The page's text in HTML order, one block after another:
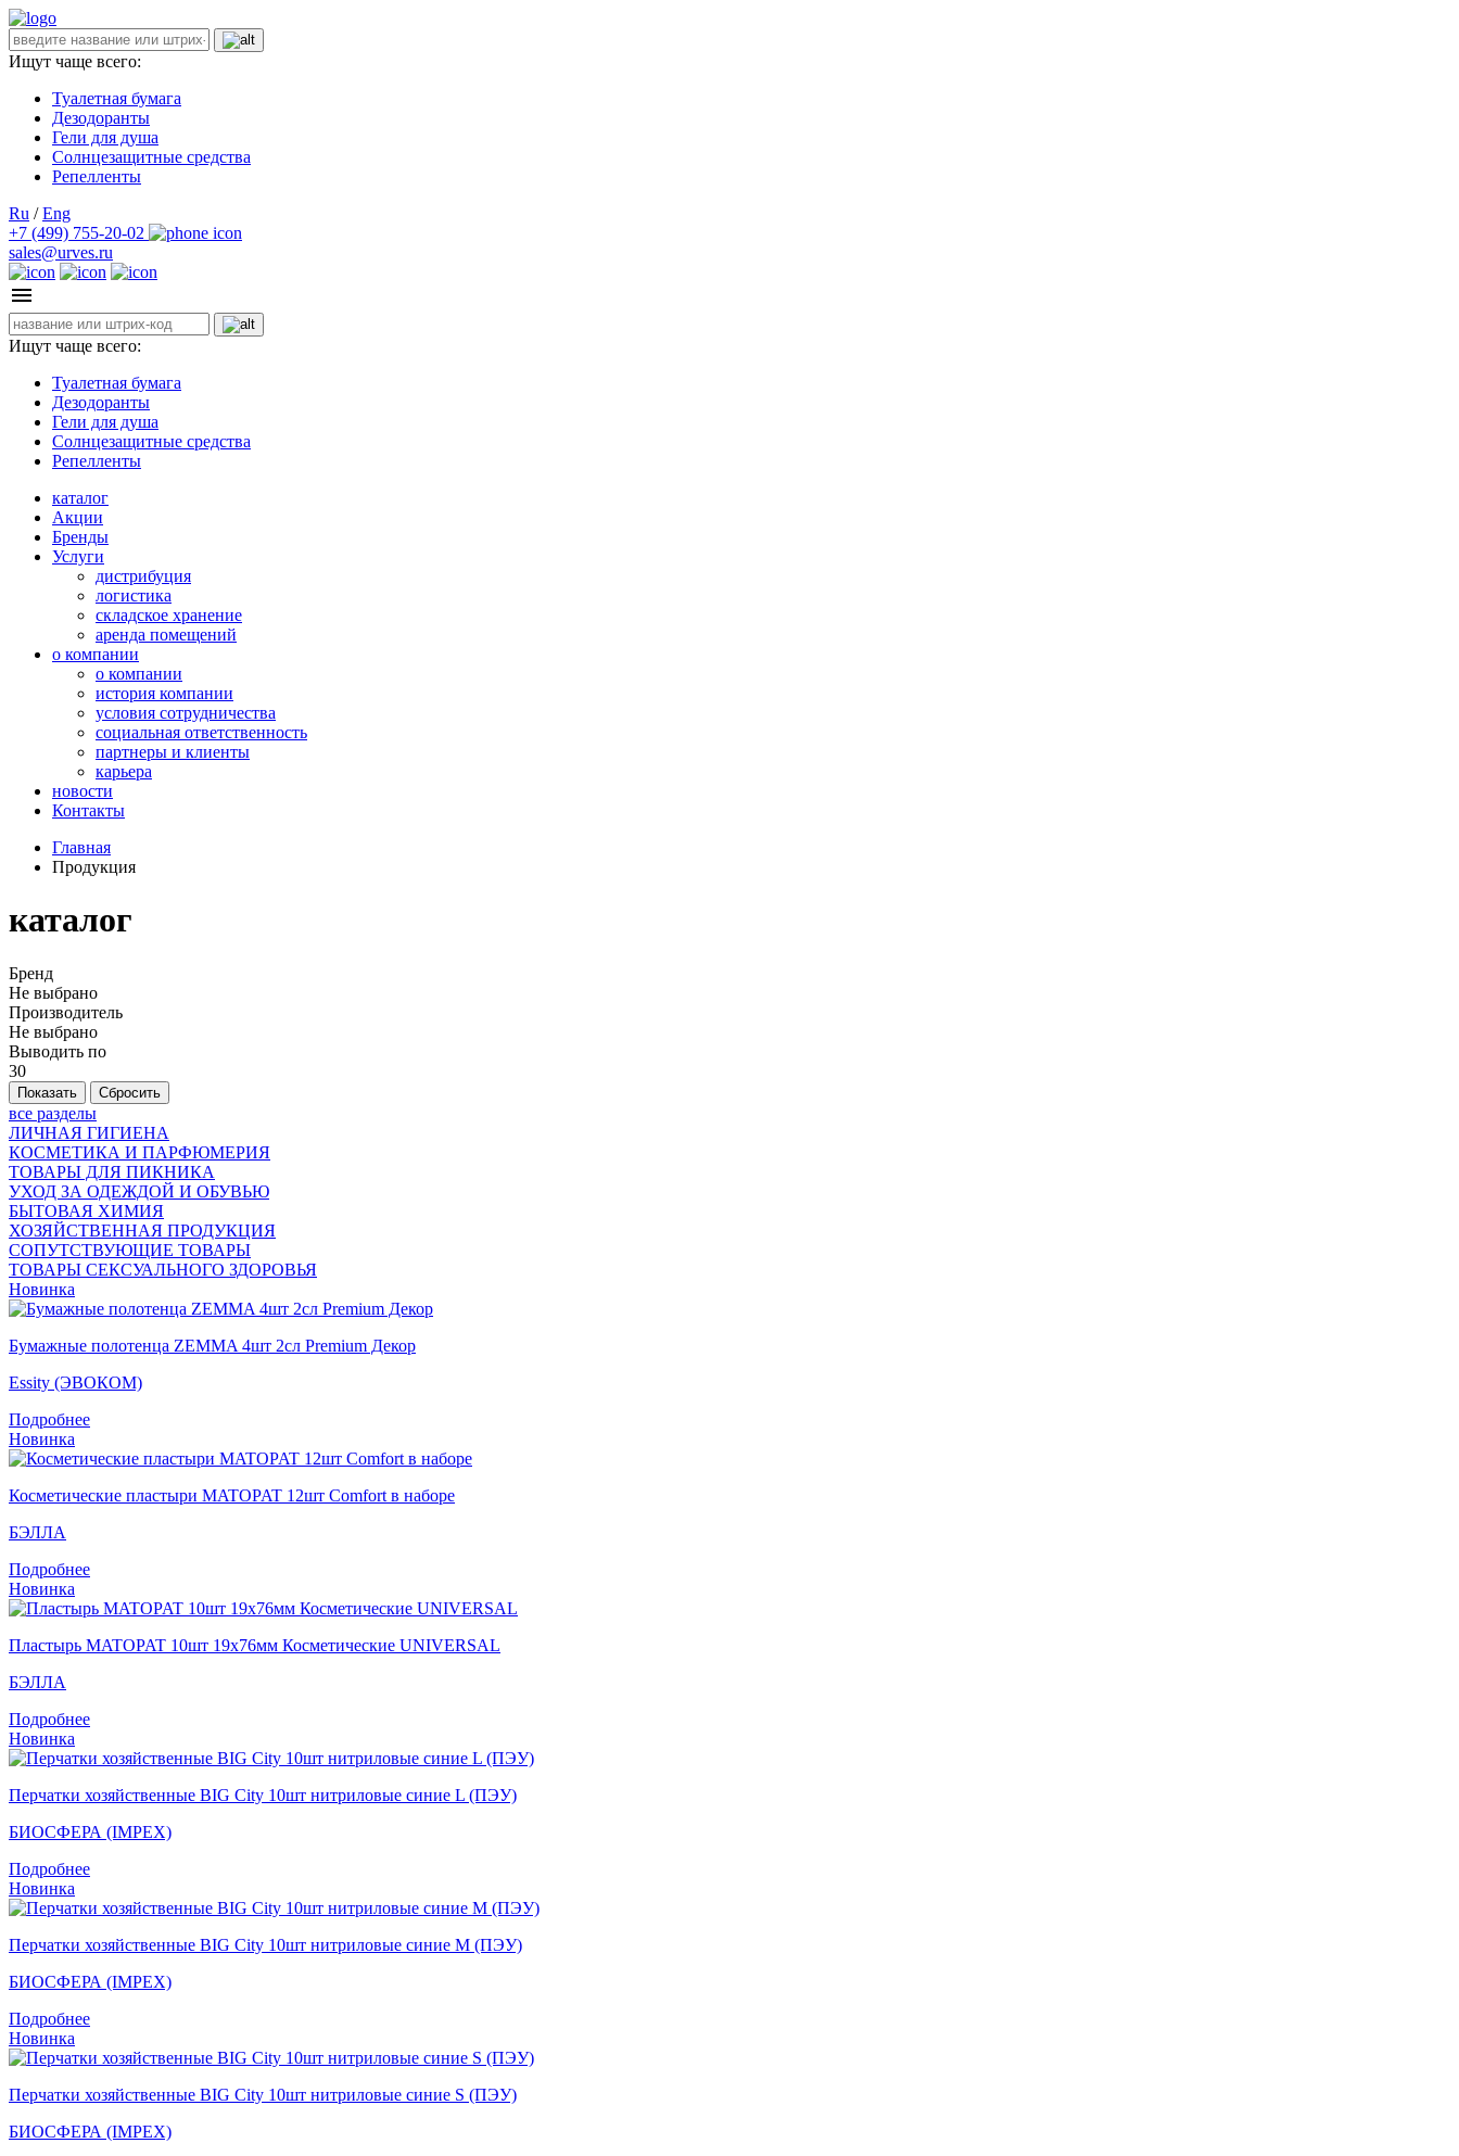
Ищут чаще всего:
Туалетная бумага
Дезодоранты
Гели для душа
Солнцезащитные средства
Репелленты
Ru / Eng
+7 (499) 755-20-02
sales@urves.ru
Ищут чаще всего:
Туалетная бумага
Дезодоранты
Гели для душа
Солнцезащитные средства
Репелленты
каталог
Акции
Бренды
Услуги
дистрибуция
логистика
складское хранение
аренда помещений
о компании
о компании
история компании
условия сотрудничества
социальная ответственность
партнеры и клиенты
карьера
новости
Контакты
Главная
Продукция
каталог
Бренд
Не выбрано
Производитель
Не выбрано
Выводить по
30
все разделы
ЛИЧНАЯ ГИГИЕНА
КОСМЕТИКА И ПАРФЮМЕРИЯ
ТОВАРЫ ДЛЯ ПИКНИКА
УХОД ЗА ОДЕЖДОЙ И ОБУВЬЮ
БЫТОВАЯ ХИМИЯ
ХОЗЯЙСТВЕННАЯ ПРОДУКЦИЯ
СОПУТСТВУЮЩИЕ ТОВАРЫ
ТОВАРЫ СЕКСУАЛЬНОГО ЗДОРОВЬЯ
Новинка
Бумажные полотенца ZEMMA 4шт 2сл Premium Декор
Essity (ЭВОКОМ)
Подробнее
Новинка
Косметические пластыри MATOPAT 12шт Comfort в наборе
БЭЛЛА
Подробнее
Новинка
Пластырь MATOPAT 10шт 19х76мм Косметические UNIVERSAL
БЭЛЛА
Подробнее
Новинка
Перчатки хозяйственные BIG City 10шт нитриловые синие L (ПЭУ)
БИОСФЕРА (IMPEX)
Подробнее
Новинка
Перчатки хозяйственные BIG City 10шт нитриловые синие M (ПЭУ)
БИОСФЕРА (IMPEX)
Подробнее
Новинка
Перчатки хозяйственные BIG City 10шт нитриловые синие S (ПЭУ)
БИОСФЕРА (IMPEX)